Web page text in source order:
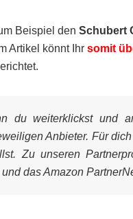
Beispiel den Schubert
Artikel könnt Ihr somit
du weiterklickst und
Anbieter. Für
Zu unseren
das Amazon